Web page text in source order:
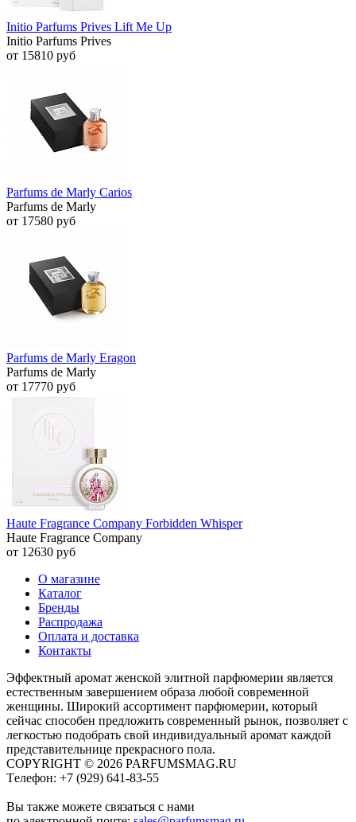
Initio Parfums Prives Lift Me Up
Initio Parfums Prives
от 15810 руб
Parfums de Marly Carios
Parfums de Marly
от 17580 руб
Parfums de Marly Eragon
Parfums de Marly
от 17770 руб
Haute Fragrance Company Forbidden Whisper
Haute Fragrance Company
от 12630 руб
О магазине
Каталог
Бренды
Распродажа
Оплата и доставка
Контакты
Эффектный аромат женской элитной парфюмерии является
естественным завершением образа любой современной
женщины. Широкий ассортимент парфюмерии, который
сейчас способен предложить современный рынок, позволяет с
легкостью подобрать свой индивидуальный аромат каждой
представительнице прекрасного пола.
COPYRIGHT © 2026 PARFUMSMAG.RU
Tелефон: +7 (929) 641-83-55
Вы также можете связаться с нами